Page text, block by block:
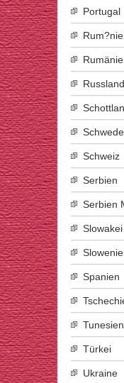
Portugal
Russland
Schweiz
Serbien
Serbien
Slowakei
Spanien
Tunesien
Türkei
Ukraine